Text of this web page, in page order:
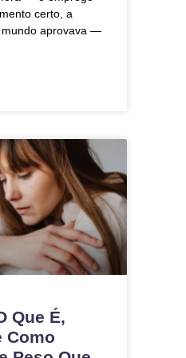
certo, a
mundo aprovava —
Que É,
Como